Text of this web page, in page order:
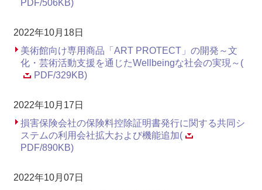
PDF/506KB)
2022年10月18日
美術館向け専用商品「ART PROTECT」の開発～文
化・芸術活動支援を通じたWellbeingな社会の実現～(
PDF/329KB)
2022年10月17日
損害保険会社の保険料控除証明書発行に関する共同シ
ステムの利用会社拡大および機能追加(
PDF/890KB)
2022年10月07日